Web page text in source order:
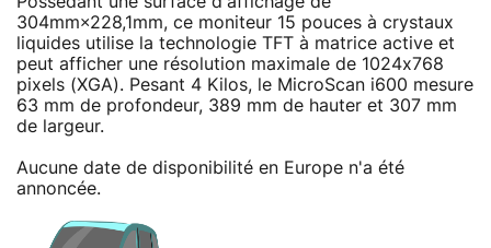
304mm×228,1mm, ce moniteur 15 pouces à crystaux
liquides utilise la technologie TFT à matrice active et
peut afficher une résolution maximale de 1024x768
pixels (XGA). Pesant 4 Kilos, le MicroScan i600 mesure
63 mm de profondeur, 389 mm de hauter et 307 mm
de largeur.
Aucune date de disponibilité en Europe n'a été
annoncée.